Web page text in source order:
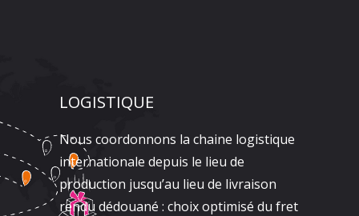
LOGISTIQUE
Nous coordonnons la chaine logistique
internationale depuis le lieu de
production jusqu’au lieu de livraison
rendu dédouané : choix optimisé du fret